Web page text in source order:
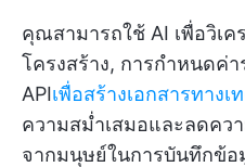
คุณสามารถใช้ AI เพื่อวิเ
โครงสร้าง, การกำหนดค่
APIเพื่อสร้างเอกสารทางเ
ความสม่ำเสมอและลดคว
จากมนุษย์ในการบันทึกข้